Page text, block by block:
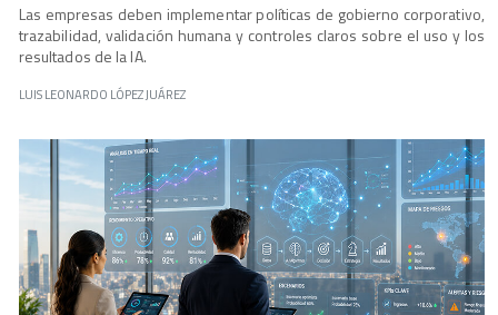
Las empresas deben implementar políticas de gobierno corporativo,
trazabilidad, validación humana y controles claros sobre el uso y los
resultados de la IA.
LUIS LEONARDO LÓPEZ JUÁREZ